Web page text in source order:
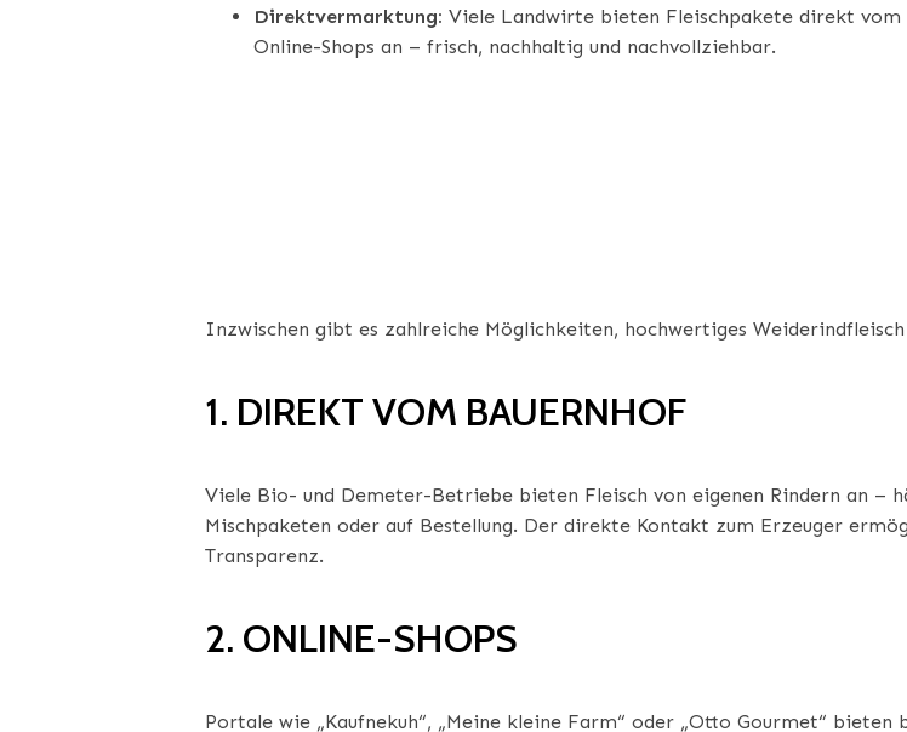
Direktvermarktung: Viele Landwirte bieten Fleischpakete direkt
Online-Shops an – frisch, nachhaltig und nachvollziehbar.
Inzwischen gibt es zahlreiche Möglichkeiten, hochwertiges
1. DIREKT VOM BAUERNHOF
Viele Bio- und Demeter-Betriebe bieten Fleisch von eigenen Rindern an –
Mischpaketen oder auf Bestellung. Der direkte Kontakt zum Erzeuger
Transparenz.
2. ONLINE-SHOPS
Portale wie „Kaufnekuh“, „Meine kleine Farm“ oder „Otto Gourmet“ bieten